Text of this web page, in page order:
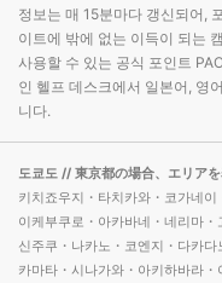
정보는 매 15분마다 갱신되어,
이트에 밖에 없는 이득이 되는
사용할 수 있는 공식 포인트
인 헬프 데스크에서 일본어, 영
니다.
도쿄도 // 東京都の場合、エリア
키치죠우지・타치카와・코가네이
이케부쿠로・아카바네・네리마・
신주쿠・나카노・코엔지・다카다
카마타・시나가와・아키하바라・